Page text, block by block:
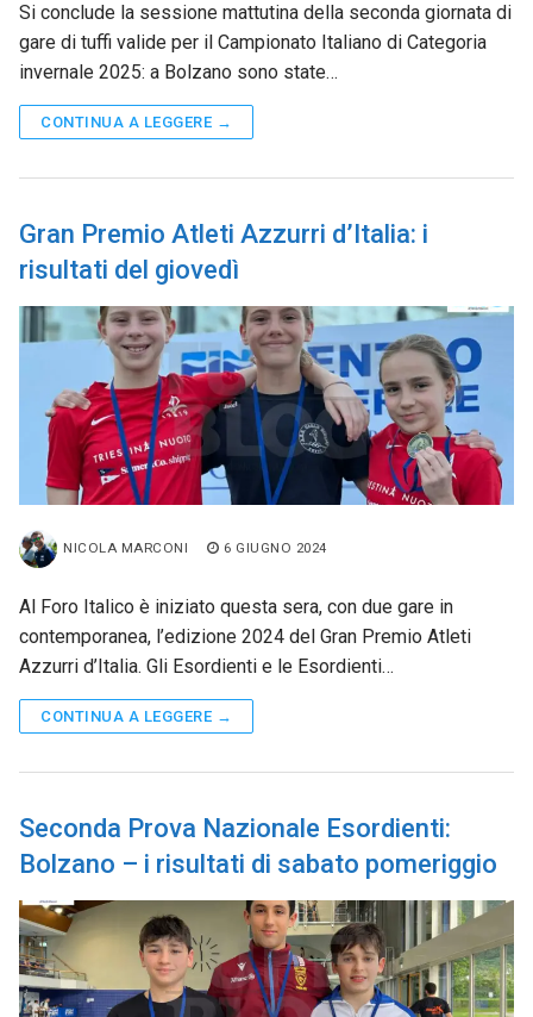
Si conclude la sessione mattutina della seconda giornata di
gare di tuffi valide per il Campionato Italiano di Categoria
invernale 2025: a Bolzano sono state…
CONTINUA A LEGGERE →
Gran Premio Atleti Azzurri d’Italia: i
risultati del giovedì
NICOLA MARCONI 6 GIUGNO 2024
Al Foro Italico è iniziato questa sera, con due gare in
contemporanea, l’edizione 2024 del Gran Premio Atleti
Azzurri d’Italia. Gli Esordienti e le Esordienti…
CONTINUA A LEGGERE →
Seconda Prova Nazionale Esordienti:
Bolzano – i risultati di sabato pomeriggio